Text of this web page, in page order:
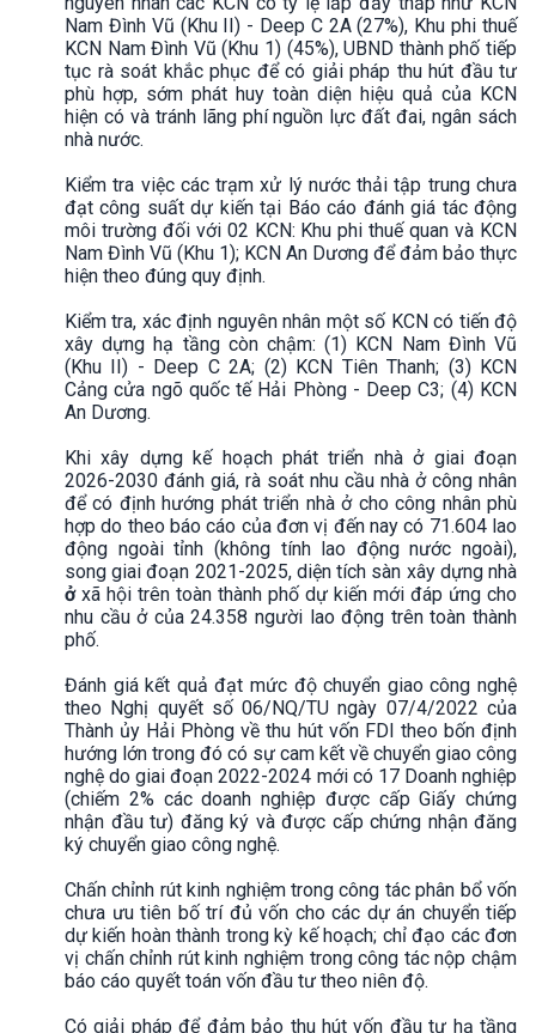
Nam Đình Vũ (Khu II) - Deep C 2A (27%), Khu phi thuế
KCN Nam Đình Vũ (Khu 1) (45%), UBND thành phố tiếp
tục rà soát khắc phục để có giải pháp thu hút đầu tư
phù hợp, sớm phát huy toàn diện hiệu quả của KCN
hiện có và tránh lãng phí nguồn lực đất đai, ngân sách
nhà nước.
Kiểm tra việc các trạm xử lý nước thải tập trung chưa
đạt công suất dự kiến tại Báo cáo đánh giá tác động
môi trường đối với 02 KCN: Khu phi thuế quan và KCN
Nam Đình Vũ (Khu 1); KCN An Dương để đảm bảo thực
hiện theo đúng quy định.
Kiểm tra, xác định nguyên nhân một số KCN có tiến độ
xây dựng hạ tầng còn chậm: (1) KCN Nam Đình Vũ
(Khu II) - Deep C 2A; (2) KCN Tiên Thanh; (3) KCN
Cảng cửa ngõ quốc tế Hải Phòng - Deep C3; (4) KCN
An Dương.
Khi xây dựng kế hoạch phát triển nhà ở giai đoạn
2026-2030 đánh giá, rà soát nhu cầu nhà ở công nhân
để có định hướng phát triển nhà ở cho công nhân phù
hợp do theo báo cáo của đơn vị đến nay có 71.604 lao
động ngoài tỉnh (không tính lao động nước ngoài),
song giai đoạn 2021-2025, diện tích sàn xây dựng nhà
ở xã hội trên toàn thành phố dự kiến mới đáp ứng cho
nhu cầu ở của 24.358 người lao động trên toàn thành
phố.
Đánh giá kết quả đạt mức độ chuyển giao công nghệ
theo Nghị quyết số 06/NQ/TU ngày 07/4/2022 của
Thành ủy Hải Phòng về thu hút vốn FDI theo bốn định
hướng lớn trong đó có sự cam kết về chuyển giao công
nghệ do giai đoạn 2022-2024 mới có 17 Doanh nghiệp
(chiếm 2% các doanh nghiệp được cấp Giấy chứng
nhận đầu tư) đăng ký và được cấp chứng nhận đăng
ký chuyển giao công nghệ.
Chấn chỉnh rút kinh nghiệm trong công tác phân bổ vốn
chưa ưu tiên bố trí đủ vốn cho các dự án chuyển tiếp
dự kiến hoàn thành trong kỳ kế hoạch; chỉ đạo các đơn
vị chấn chỉnh rút kinh nghiệm trong công tác nộp chậm
báo cáo quyết toán vốn đầu tư theo niên độ.
Có giải pháp để đảm bảo thu hút vốn đầu tư hạ tầng